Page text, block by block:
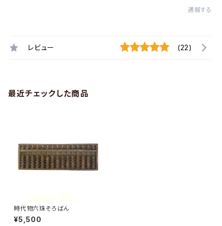
通報する
レビュー (22)
最近チェックした商品
時代物六珠そろばん
¥5,500